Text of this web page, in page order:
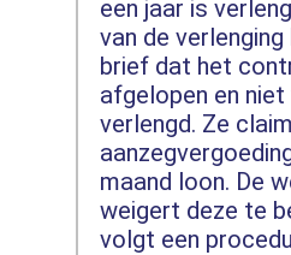
een jaar is
van de
brief dat het
afgelopen en
verlengd. Ze
maand loon. De
weigert deze te
volgt een